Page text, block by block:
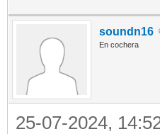
soundn16
En cochera
25-07-2024,